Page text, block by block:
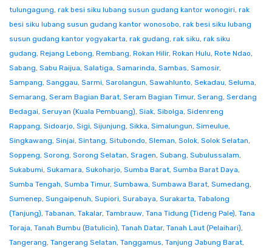
tulungagung, rak besi siku lubang susun gudang kantor wonogiri, rak
besi siku lubang susun gudang kantor wonosobo, rak besi siku lubang
susun gudang kantor yogyakarta, rak gudang, rak siku, rak siku
gudang, Rejang Lebong, Rembang, Rokan Hilir, Rokan Hulu, Rote Ndao,
Sabang, Sabu Raijua, Salatiga, Samarinda, Sambas, Samosir,
Sampang, Sanggau, Sarmi, Sarolangun, Sawahlunto, Sekadau, Seluma,
Semarang, Seram Bagian Barat, Seram Bagian Timur, Serang, Serdang
Bedagai, Seruyan (Kuala Pembuang), Siak, Sibolga, Sidenreng
Rappang, Sidoarjo, Sigi, Sijunjung, Sikka, Simalungun, Simeulue,
Singkawang, Sinjai, Sintang, Situbondo, Sleman, Solok, Solok Selatan,
Soppeng, Sorong, Sorong Selatan, Sragen, Subang, Subulussalam,
Sukabumi, Sukamara, Sukoharjo, Sumba Barat, Sumba Barat Daya,
Sumba Tengah, Sumba Timur, Sumbawa, Sumbawa Barat, Sumedang,
Sumenep, Sungaipenuh, Supiori, Surabaya, Surakarta, Tabalong
(Tanjung), Tabanan, Takalar, Tambrauw, Tana Tidung (Tideng Pale), Tana
Toraja, Tanah Bumbu (Batulicin), Tanah Datar, Tanah Laut (Pelaihari),
Tangerang, Tangerang Selatan, Tanggamus, Tanjung Jabung Barat,